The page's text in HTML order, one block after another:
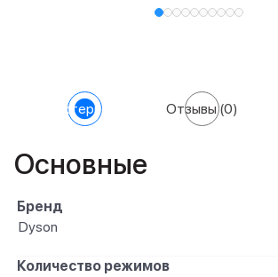
Характеристики Отзывы(0)
Основные
Бренд
Dyson
Количество режимов